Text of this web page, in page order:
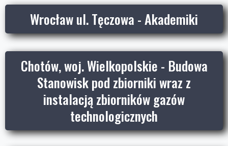
Wrocław ul. Tęczowa - Akademiki
Chotów, woj. Wielkopolskie - Budowa
Stanowisk pod zbiorniki wraz z
instalacją zbiorników gazów
technologicznych